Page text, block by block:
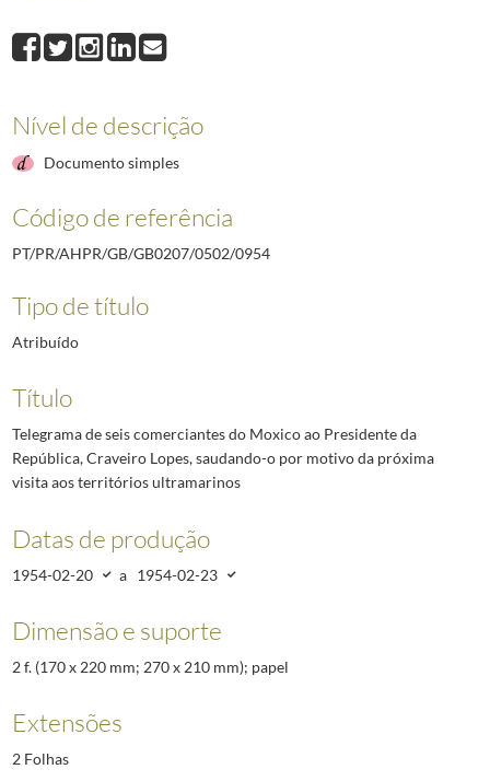
0955Telegrama do Presidente do Rotary Club do Porto ao Presidente da
0956Telegrama da Associação Comercial do Bié ao Presidente da
0958
Ofício do Secretário-Geral da Comissão Central da União Nacional
(...)
Nível de descrição
Documento simples
Código de referência
PT/PR/AHPR/GB/GB0207/0502/0954
Tipo de título
Atribuído
Título
Telegrama de seis comerciantes do Moxico ao Presidente da
República, Craveiro Lopes, saudando-o por motivo da próxima
visita aos territórios ultramarinos
Datas de produção
1954-02-20 a 1954-02-23
Dimensão e suporte
2 f. (170 x 220 mm; 270 x 210 mm); papel
Extensões
2 Folhas